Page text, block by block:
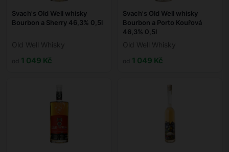
Svach's Old Well whisky
Bourbon a Sherry 46,3% 0,5l
Old Well Whisky
1 049 Kč
Svach's Old Well whisky
Bourbon a Porto Kouřová
46,3% 0,5l
Old Well Whisky
1 049 Kč